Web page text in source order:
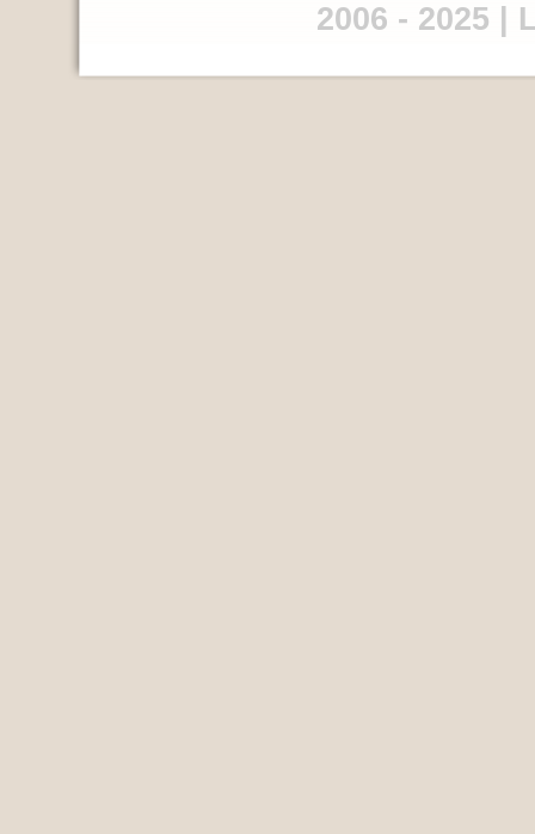
2006 - 2025 |